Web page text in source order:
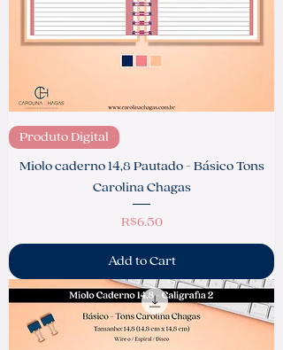
Produto Digital
Miolo caderno 14,8 Pautado - Básico Tons
Carolina Chagas
Price
R$6.50
Add to Cart